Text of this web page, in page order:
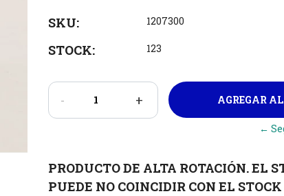
SKU: 1207300
STOCK: 123
- +
←
PRODUCTO DE ALTA ROTACIÓN. EL
PUEDE NO COINCIDIR CON EL